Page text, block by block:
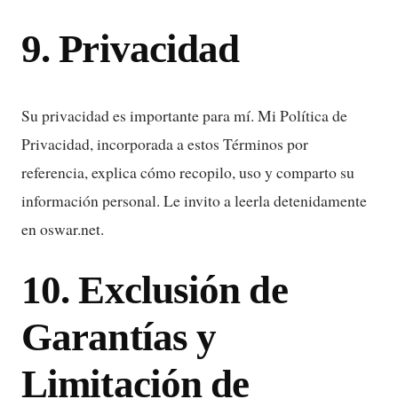
9. Privacidad
Su privacidad es importante para mí. Mi Política de
Privacidad, incorporada a estos Términos por
referencia, explica cómo recopilo, uso y comparto su
información personal. Le invito a leerla detenidamente
en oswar.net.
10. Exclusión de
Garantías y
Limitación de